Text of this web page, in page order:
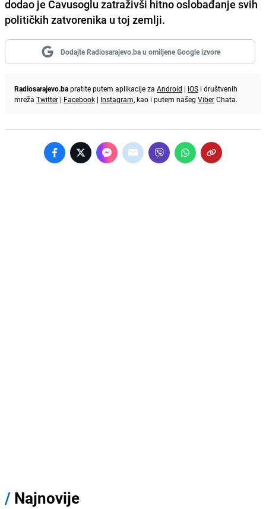
dodao je Cavusoglu zatraživši hitno oslobađanje svih
političkih zatvorenika u toj zemlji.
Dodajte Radiosarajevo.ba u omiljene Google izvore
Radiosarajevo.bapratite putem aplikacije za Android | iOS i društvenih
mreža Twitter | Facebook | Instagram, kao i putem našeg ViberChata.
/ Najnovije